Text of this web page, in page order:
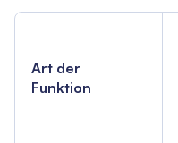
Art der
Funktion